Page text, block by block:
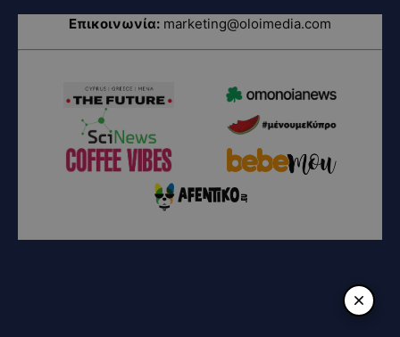
Επικοινωνία: marketing@oloimedia.com